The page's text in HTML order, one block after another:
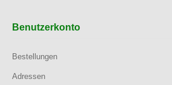
Benutzerkonto
Bestellungen
Adressen